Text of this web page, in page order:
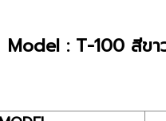
Model : T-100 สีขา